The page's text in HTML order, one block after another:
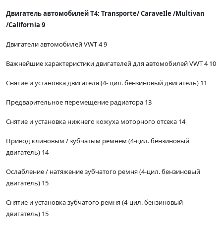
Двигатель автомобилей Т4: Тгаnsporte/ СаraveIle /Multivan
/California 9
Двигатели автомобилей VWT 4 9
Важнейшие характеристики двигателей для автомобилей VWT 4 10
Снятие и установка двигателя (4- цил. бензиновый двигатель) 11
Предварительное перемещение радиатора 13
Снятие и установка нижнего кожуха моторного отсека 14
Привод клиновым / зубчатым ремнем (4-цил. бензиновый
двигатель) 14
Ослабление / натяжение зубчатого ремня (4-цил. бензиновый
двигатель) 15
Снятие и установка зубчатого ремня (4-цил. бензиновый
двигатель) 15